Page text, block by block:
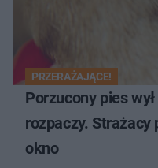
PRZERAŻAJĄCE!
Porzucony pies
rozpaczy. Strażacy
okno